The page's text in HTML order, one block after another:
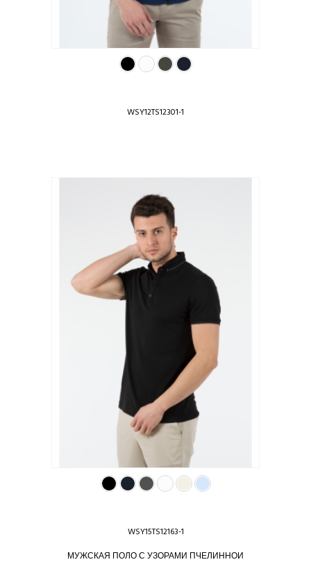
WSY12TS12301-1
WSY15TS12163-1
МУЖСКАЯ ПОЛО С УЗОРАМИ ПЧЕЛИННОЙ